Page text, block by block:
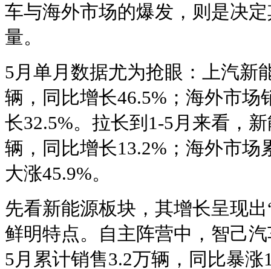
车与海外市场的爆发，则是决
量。
5月单月数据尤为抢眼：上汽新
辆，同比增长46.5%；海外市场
长32.5%。拉长到1-5月来看，
辆，同比增长13.2%；海外市场
大涨45.9%。
先看新能源板块，其增长呈现
鲜明特点。自主阵营中，智己
5月累计销售3.2万辆，同比暴